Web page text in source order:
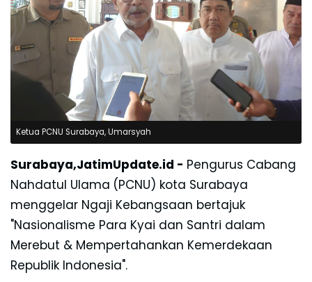
Ketua PCNU Surabaya, Umarsyah
Surabaya,JatimUpdate.id - Pengurus Cabang
Nahdatul Ulama (PCNU) kota Surabaya
menggelar Ngaji Kebangsaan bertajuk
"Nasionalisme Para Kyai dan Santri dalam
Merebut & Mempertahankan Kemerdekaan
Republik Indonesia".